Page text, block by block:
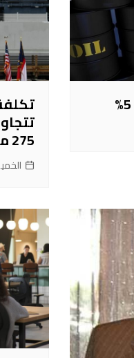
275 مليار دولار
الخميس, 6